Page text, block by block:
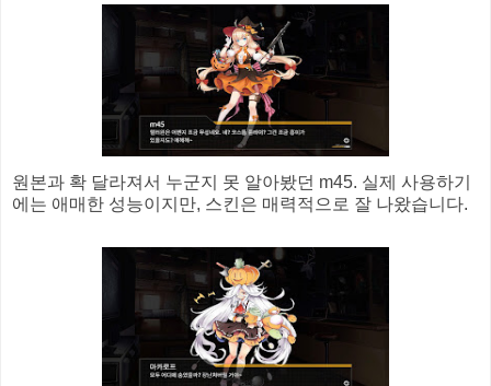
원본과 확 달라져서 누군지 못 알아봤던 m45. 실제 사용하기
에는 애매한 성능이지만, 스킨은 매력적으로 잘 나왔습니다.